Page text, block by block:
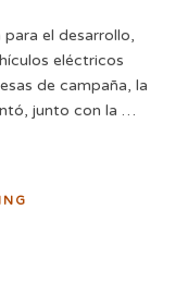
el desarrollo,
eléctricos
de campaña, la
junto con la …